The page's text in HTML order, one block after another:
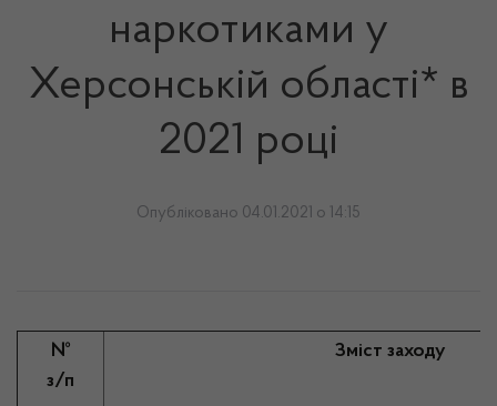
наркотиками у
Херсонській області* в
2021 році
Опубліковано 04.01.2021 о 14:15
№
з/п
Зміст заходу